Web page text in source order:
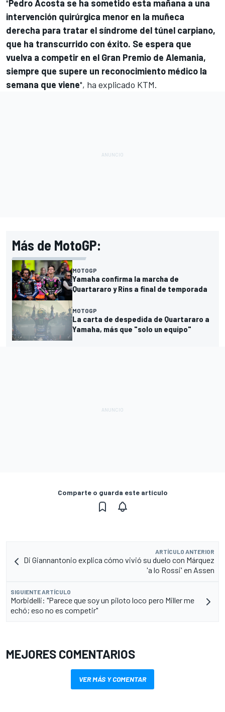
"Pedro Acosta se ha sometido esta mañana a una
intervención quirúrgica menor en la muñeca
derecha para tratar el síndrome del túnel carpiano,
que ha transcurrido con éxito. Se espera que
vuelva a competir en el Gran Premio de Alemania,
siempre que supere un reconocimiento médico la
semana que viene", ha explicado KTM.
Más de MotoGP:
MOTOGP
Yamaha confirma la marcha de
Quartararo y Rins a final de temporada
MOTOGP
La carta de despedida de Quartararo a
Yamaha, más que "solo un equipo"
Comparte o guarda este artículo
ARTÍCULO ANTERIOR
Di Giannantonio explica cómo vivió su duelo con Márquez
'a lo Rossi' en Assen
SIGUIENTE ARTÍCULO
Morbidelli: "Parece que soy un piloto loco pero Miller me
echó; eso no es competir"
MEJORES COMENTARIOS
VER MÁS Y COMENTAR